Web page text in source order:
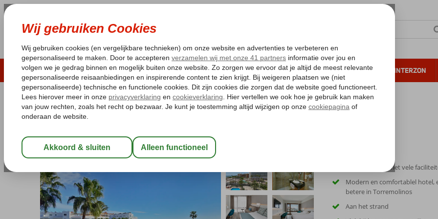
LAST MINUTE ZOMER 2026 ZONVAKANTIE VERRE REIZEN ALL INCLUSIVE WINTERZON
Pakketgarantie Laagsteprijsgarantie* Gratis annuleren*
Home
Spanje Costa del Sol
Sol Torremolinos Don Pablo
Logies en ontbijt- Hotel
Ruim complex met vele
Modern en comfortablel hotel,
betere in Torremolinos
Aan het strand